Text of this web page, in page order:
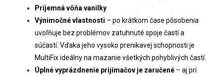
Príjemná vôňa vanilky
Výnimočné vlastnosti – po krátkom čase pôsobenia
uvoľňuje bez problémov zatuhnuté spoje častí a
súčastí. Vďaka jeho vysoko prenikavej schopnosti je
MultiFix ideálny na mazanie všetkých pohyblivých častí.
Úplné vyprázdnenie prijímačov je zaručené – aj pri